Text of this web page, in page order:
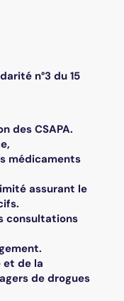
n°3 du 15
des CSAPA.
médicaments
assurant le
consultations
et de la
de drogues